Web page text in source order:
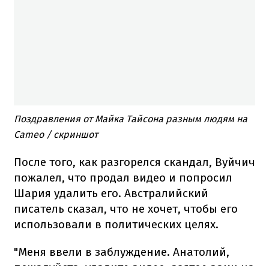
Поздравления от Майка Тайсона разным людям на
Cameo / скриншот
После того, как разгорелся скандал, Вуйчич
пожалел, что продал видео и попросил
Шария удалить его. Австралийский
писатель сказал, что не хочет, чтобы его
использовали в политических целях.
"Меня ввели в заблуждение. Анатолий,